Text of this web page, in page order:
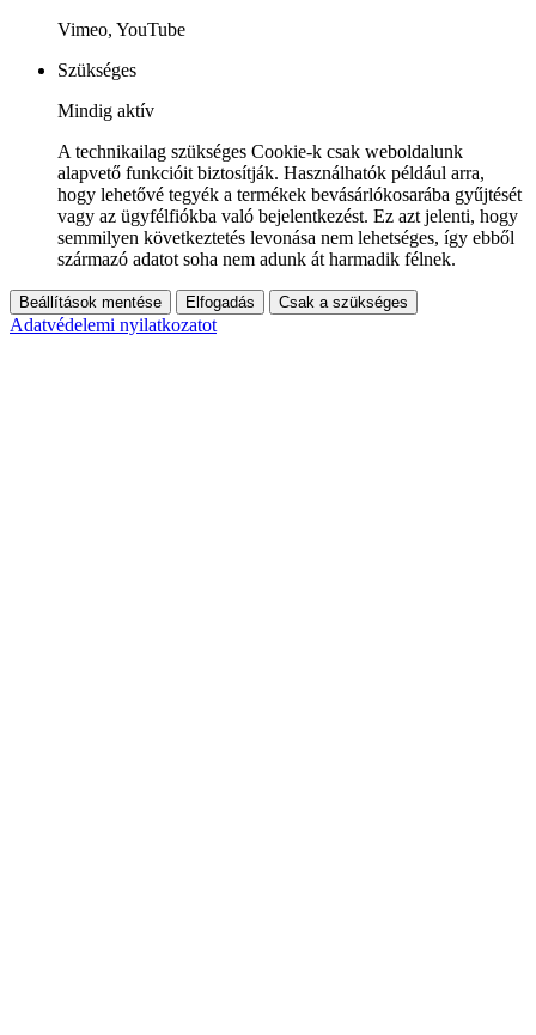
Vimeo, YouTube
Szükséges
Mindig aktív
A technikailag szükséges Cookie-k csak weboldalunk
alapvető funkcióit biztosítják. Használhatók például arra,
hogy lehetővé tegyék a termékek bevásárlókosarába gyűjtését
vagy az ügyfélfiókba való bejelentkezést. Ez azt jelenti, hogy
semmilyen következtetés levonása nem lehetséges, így ebből
származó adatot soha nem adunk át harmadik félnek.
Beállítások mentése Elfogadás Csak a szükséges
Adatvédelemi nyilatkozatot